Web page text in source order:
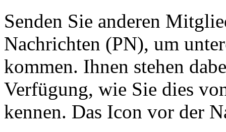
Senden Sie anderen
Nachrichten (PN), um
kommen. Ihnen stehen
Verfügung, wie Sie dies
kennen. Das Icon vor der